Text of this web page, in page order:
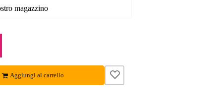
magazzino
Aggiungi al carrello